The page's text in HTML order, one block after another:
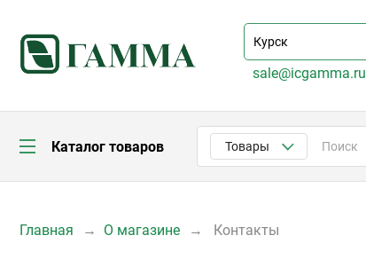
sale@icgamma.ru
Каталог товаров Товары
Главная О магазине Контакты